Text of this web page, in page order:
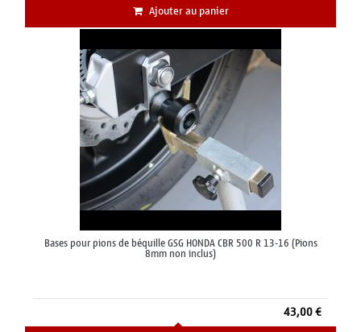
Ajouter au panier
Bases pour pions de béquille GSG HONDA CBR 500 R 13-16 (Pions
8mm non inclus)
43,00 €